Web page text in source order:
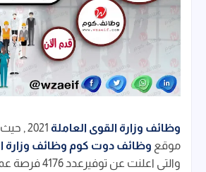
وظائف وزارة القوى العاملة
2021 ,
موقع وظائف دوت كوم وظائف وزارة
والتى اعلنت عن